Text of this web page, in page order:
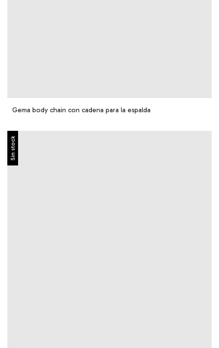
Gema body chain con cadena para la espalda
Sin stock